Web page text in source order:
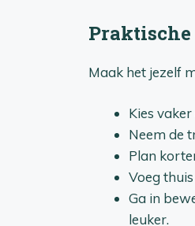
Maak het jezelf
Kies
Neem de
Plan
Voeg
Ga in
leuker.